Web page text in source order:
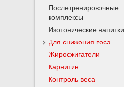
Послетренировочные
комплексы
Изотонические напитки
Для снижения веса
Жиросжигатели
Карнитин
Контроль веса